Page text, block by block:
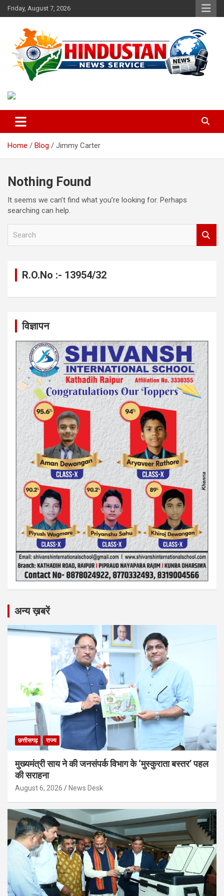
Skip
to
Friday, August 7, 2026
Hindustan News Service
Home Blog Jimmy Carter
Nothing Found
It seems we can’t find what you’re looking for. Perhaps
searching can help.
R.O.No :- 13954/32
विज्ञापन
अन्य ख़बरें
छत्तीसगढ़ राज्य
मुख्यमंत्री साय ने की जनसंपर्क विभाग के ‘मुस्कुराता बस्तर’ पहल
की सराहना
August 6, 2026 News Desk